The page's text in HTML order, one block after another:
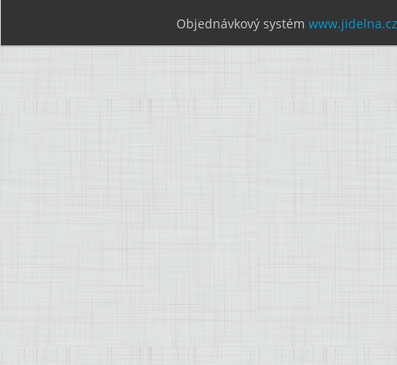
Objednávkový systém www.jidelna.cz